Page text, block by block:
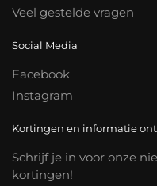
Veel gestelde vragen
Social Media
Facebook
Instagram
Kortingen en informatie
Schrijf je in voor onze
kortingen!